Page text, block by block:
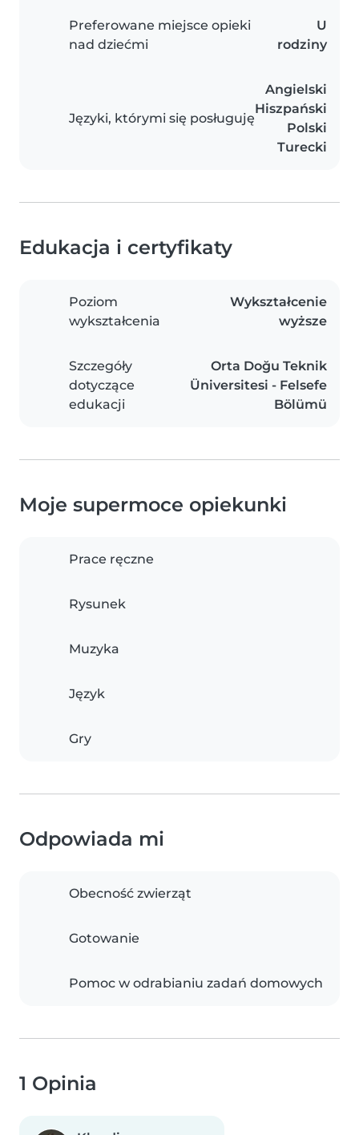
Preferowane miejsce opieki
nad dziećmi
U
rodziny
Języki, którymi się posługuję
Angielski
Hiszpański
Polski
Turecki
Edukacja i certyfikaty
Poziom
wykształcenia
Wykształcenie
wyższe
Szczegóły
dotyczące
edukacji
Orta Doğu Teknik
Üniversitesi - Felsefe
Bölümü
Moje supermoce opiekunki
Prace ręczne
Rysunek
Muzyka
Język
Gry
Odpowiada mi
Obecność zwierząt
Gotowanie
Pomoc w odrabianiu zadań domowych
1 Opinia